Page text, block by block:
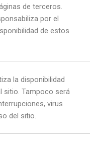
de terceros.
por el
de estos
la disponibilidad
sitio. Tampoco será
virus
del sitio.